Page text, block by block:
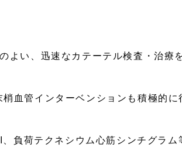
よい、迅速なカテーテル検査・治療
血管インターベンションも積極的に
負荷テクネシウム心筋シンチグラム